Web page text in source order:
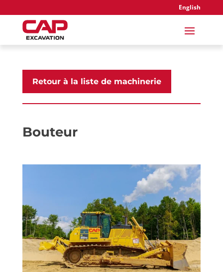
English
Retour à la liste de machinerie
Bouteur